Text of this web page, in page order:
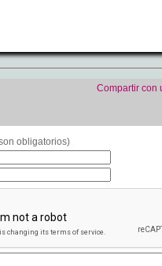
Compartir con
obligatorios)